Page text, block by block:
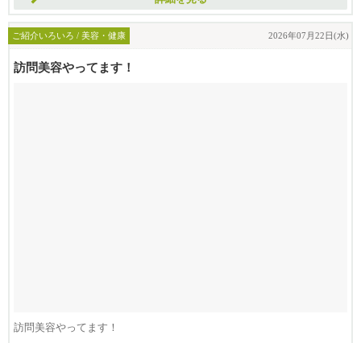
ご紹介いろいろ / 美容・健康 2026年07月22日(水)
訪問美容やってます！
訪問美容やってます！